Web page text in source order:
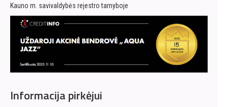
Kauno m. savivaldybės rejestro tarnyboje
Informacija pirkėjui